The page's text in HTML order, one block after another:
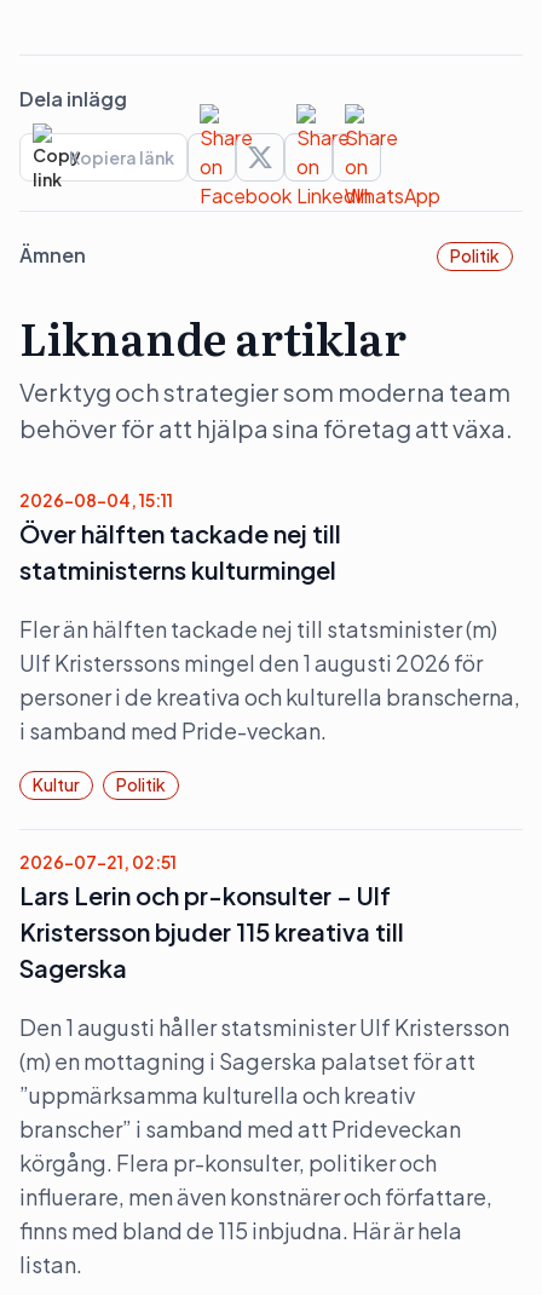
Dela inlägg
Kopiera länk
Ämnen Politik
Liknande artiklar
Verktyg och strategier som moderna team
behöver för att hjälpa sina företag att växa.
2026-08-04, 15:11
Över hälften tackade nej till
statministerns kulturmingel
Fler än hälften tackade nej till statsminister (m)
Ulf Kristerssons mingel den 1 augusti 2026 för
personer i de kreativa och kulturella branscherna,
i samband med Pride-veckan.
Kultur Politik
2026-07-21, 02:51
Lars Lerin och pr-konsulter – Ulf
Kristersson bjuder 115 kreativa till
Sagerska
Den 1 augusti håller statsminister Ulf Kristersson
(m) en mottagning i Sagerska palatset för att
”uppmärksamma kulturella och kreativ
branscher” i samband med att Prideveckan
körgång. Flera pr-konsulter, politiker och
influerare, men även konstnärer och författare,
finns med bland de 115 inbjudna. Här är hela
listan.